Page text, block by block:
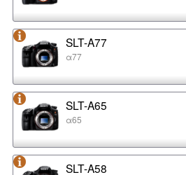
SLT-A77
α77
SLT-A65
α65
SLT-A58